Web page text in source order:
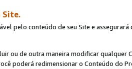
Site.
pelo conteúdo de seu Site e assegurará
ou de outra maneira modificar
poderá redimensionar o Conteúdo do